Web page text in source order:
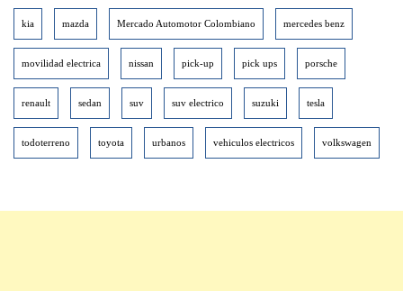
kia mazda Mercado Automotor Colombiano mercedes benz
movilidad electrica nissan pick-up pick ups porsche
renault sedan suv suv electrico suzuki tesla
todoterreno toyota urbanos vehiculos electricos volkswagen